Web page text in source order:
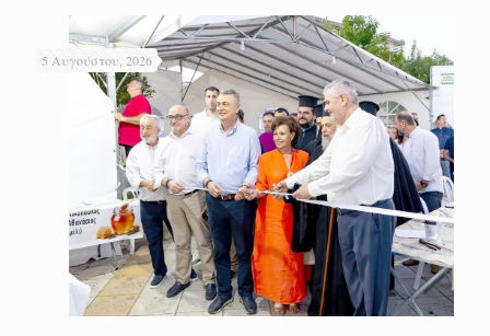
5 Αυγούστου, 2026